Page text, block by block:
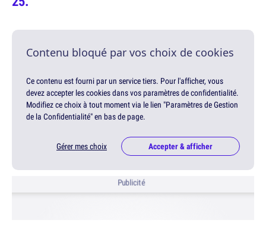
Contenu bloqué par vos choix de cookies
Ce contenu est fourni par un service tiers. Pour l'afficher, vous
devez accepter les cookies dans vos paramètres de confidentialité.
Modifiez ce choix à tout moment via le lien "Paramètres de Gestion
de la Confidentialité" en bas de page.
Gérer mes choix Accepter & afficher
Publicité